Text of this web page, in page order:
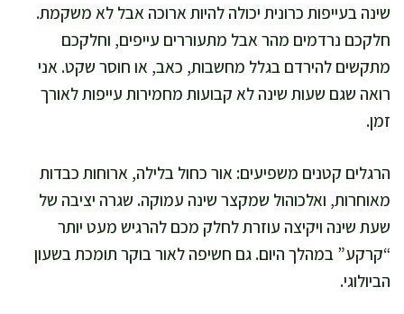
שינה בעייפות כרונית יכולה להיות ארוכה אבל לא משקמת.
חלקכם נרדמים מהר אבל מתעוררים עייפים, וחלקכם
מתקשים להירדם בגלל מחשבות, כאב, או חוסר שקט. אני
רואה שגם שעות שינה לא קבועות מחמירות עייפות לאורך
זמן.
הרגלים קטנים משפיעים: אור כחול בלילה, ארוחות כבדות
מאוחרות, ואלכוהול שמקצר שינה עמוקה. שגרה יציבה של
שעת שינה ויקיצה עוזרת לחלק מכם להרגיש מעט יותר
“קרקע” במהלך היום. גם חשיפה לאור בוקר תומכת בשעון
הביולוגי.